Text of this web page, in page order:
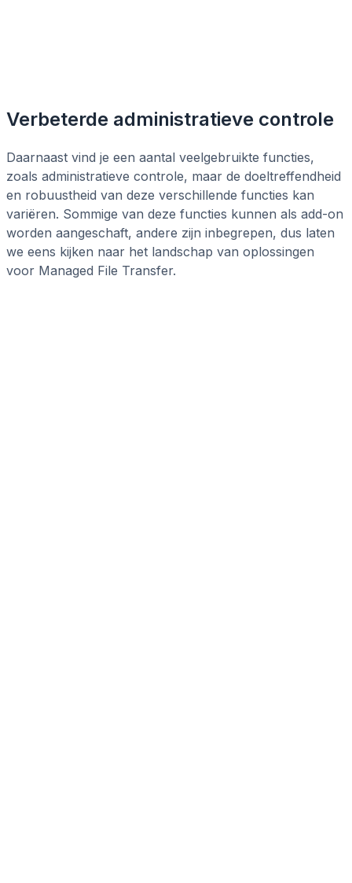
Verbeterde administratieve controle
Daarnaast vind je een aantal veelgebruikte functies,
zoals administratieve controle, maar de doeltreffendheid
en robuustheid van deze verschillende functies kan
variëren. Sommige van deze functies kunnen als add-on
worden aangeschaft, andere zijn inbegrepen, dus laten
we eens kijken naar het landschap van oplossingen
voor Managed File Transfer.